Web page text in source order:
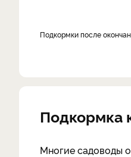
Подкормки после
Подкормка
Многие садоводы